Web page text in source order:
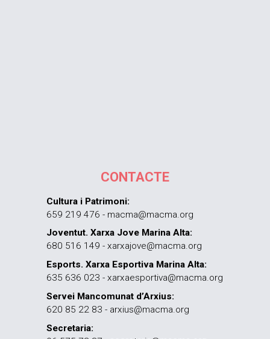
CONTACTE
Cultura i Patrimoni:
659 219 476 - macma@macma.org
Joventut. Xarxa Jove Marina Alta:
680 516 149 - xarxajove@macma.org
Esports. Xarxa Esportiva Marina Alta:
635 636 023 - xarxaesportiva@macma.org
Servei Mancomunat d’Arxius:
620 85 22 83 - arxius@macma.org
Secretaria: